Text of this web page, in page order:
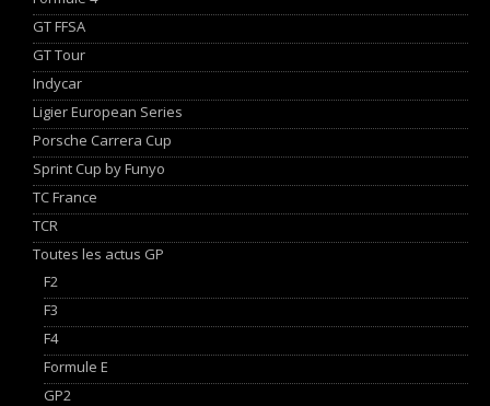
GT FFSA
GT Tour
Indycar
Ligier European Series
Porsche Carrera Cup
Sprint Cup by Funyo
TC France
TCR
Toutes les actus GP
F2
F3
F4
Formule E
GP2